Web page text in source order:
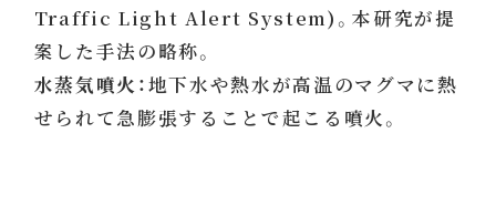
Traffic Light Alert System)。本研究が提
案した手法の略称。
水蒸気噴火：地下水や熱水が高温のマグマに熱
せられて急膨張することで起こる噴火。